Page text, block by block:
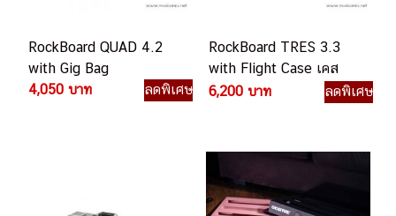
RockBoard QUAD 4.2
with Gig Bag
4,050 บาท
ลดพิเศษ
RockBoard TRES 3.3
with Flight Case เคส
เอฟเฟค
6,200 บาท ลดพิเศษ